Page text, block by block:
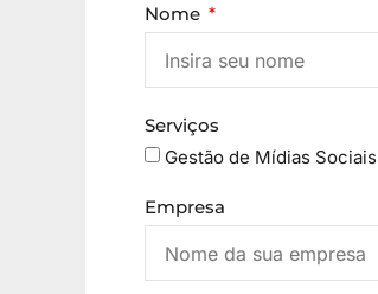
Nome
Serviços
Gestão de Mídias Sociais
Empresa